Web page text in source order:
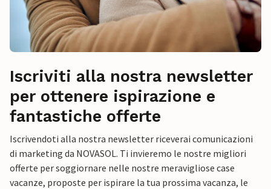
Iscriviti alla nostra newsletter
per ottenere ispirazione e
fantastiche offerte
Iscrivendoti alla nostra newsletter riceverai comunicazioni
di marketing da NOVASOL. Ti invieremo le nostre migliori
offerte per soggiornare nelle nostre meravigliose case
vacanze, proposte per ispirare la tua prossima vacanza, le